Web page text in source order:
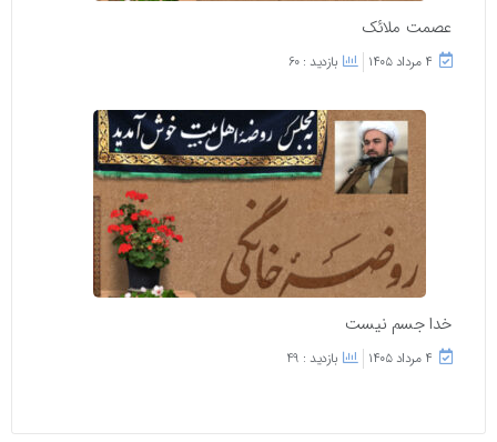
عصمت ملائک
۴ مرداد ۱۴۰۵ بازدید : 60
خدا جسم نیست
۴ مرداد ۱۴۰۵ بازدید : 49